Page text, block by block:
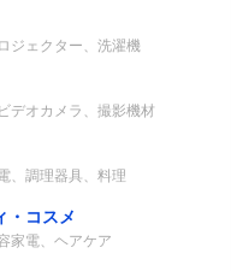
2本、
ードコントロー
乾電池2
BASS機能、ア
ジェクター、洗濯機
デオカメラ、撮影機材
、調理器具、料理
・コスメ
家電、ヘアケア